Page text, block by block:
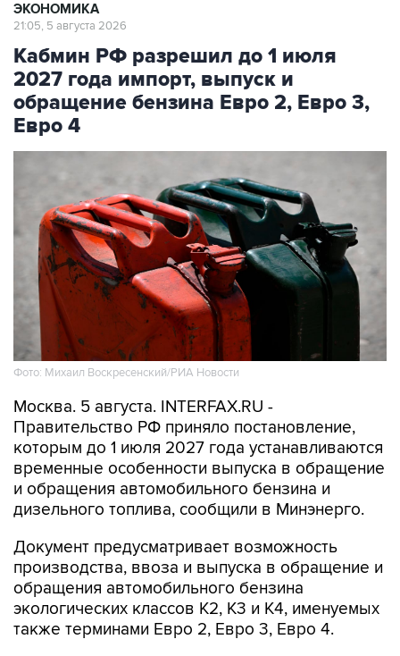
ЭКОНОМИКА
21:05, 5 августа 2026
Кабмин РФ разрешил до 1 июля
2027 года импорт, выпуск и
обращение бензина Евро 2, Евро 3,
Евро 4
Фото: Михаил Воскресенский/РИА Новости
Москва. 5 августа. INTERFAX.RU -
Правительство РФ приняло постановление,
которым до 1 июля 2027 года устанавливаются
временные особенности выпуска в обращение
и обращения автомобильного бензина и
дизельного топлива, сообщили в Минэнерго.
Документ предусматривает возможность
производства, ввоза и выпуска в обращение и
обращения автомобильного бензина
экологических классов К2, К3 и К4, именуемых
также терминами Евро 2, Евро 3, Евро 4.